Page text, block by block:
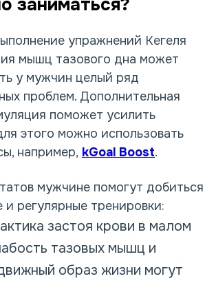
упражнений Кегеля
мышц тазового дна может
у мужчин целый ряд
проблем. Дополнительная
поможет усилить
этого можно использовать
например, kGoal Boost.
мужчине помогут добиться
и регулярные тренировки:
застоя крови в малом
тазовых мышц и
образ жизни могут